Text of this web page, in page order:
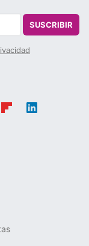
SUSCRIBIR